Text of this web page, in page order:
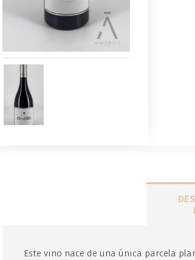
Este vino nace de una única parcela